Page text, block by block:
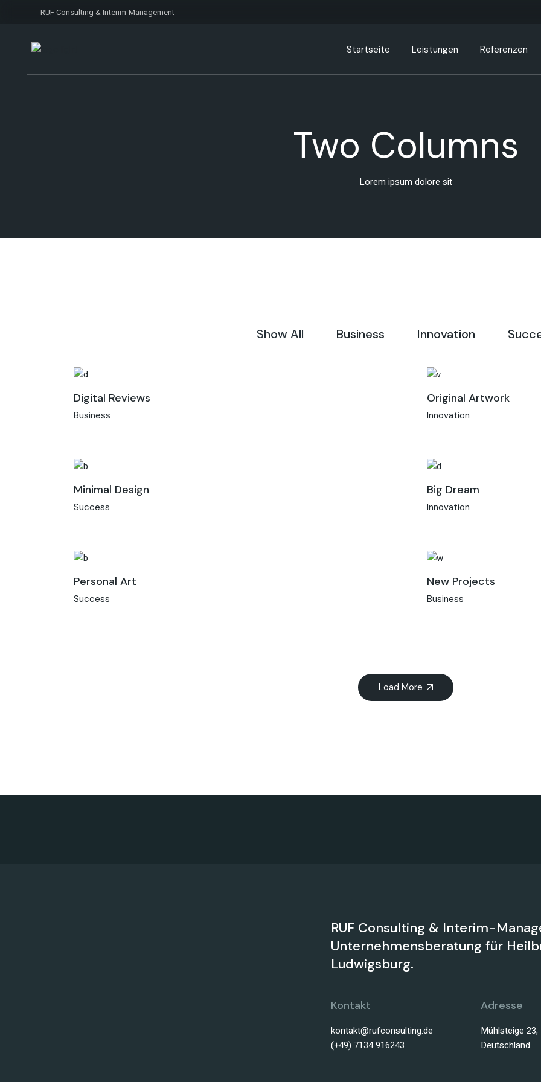
RUF Consulting & Interim-Management
Startseite Leistungen
Turnaround
Controlling Beratung
Referenzen
Two Columns
Lorem ipsum dolore sit
Show All Business Innovation
Digital Reviews
Business
Original Artwork
Innovation
Minimal Design
Success
Big Dream
Innovation
Personal Art
Success
New Projects
Business
Load More
RUF Consulting & Interim-
Unternehmensberatung für
Ludwigsburg.
Kontakt
kontakt@rufconsulting.de
(+49) 7134 916243
Adresse
Mühlsteige
Deutschland